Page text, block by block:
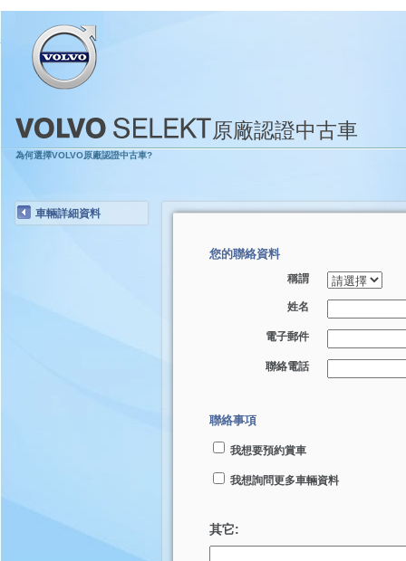
原廠認證中古車
為何選擇VOLVO原廠認證中古車?
車輛詳細資料
您的聯絡資料
稱謂
姓名
電子郵件
聯絡電話
聯絡事項
我想要預約賞車
我想詢問更多車輛資料
其它: